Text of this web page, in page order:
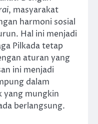
, masyarakat
harmoni sosial
Hal ini menjadi
Pilkada tetap
aturan yang
ini menjadi
dalam
yang mungkin
berlangsung.